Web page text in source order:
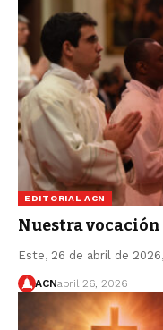
EDITORIAL ACN
Nuestra
Este, 26 de abril de
ACNabril 26, 2026